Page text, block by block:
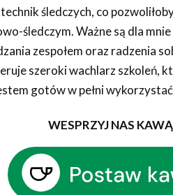
śledczych, co
śledczym. Ważne są dla
zespołem oraz radzenia
szeroki wachlarz szkoleń,
gotów w pełni
WESPRZYJ NAS